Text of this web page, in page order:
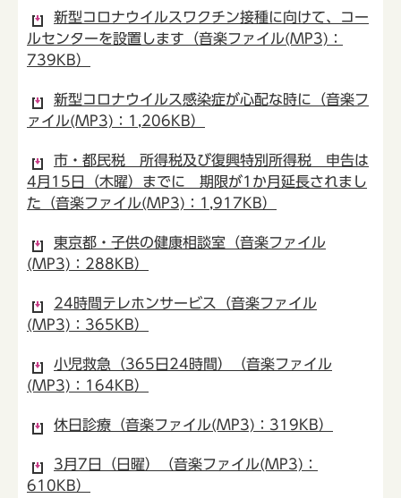
新型コロナウイルスワクチン接種に向けて、コー
ルセンターを設置します（音楽ファイル(MP3)：
739KB）
新型コロナウイルス感染症が心配な時に（音楽フ
ァイル(MP3)：1,206KB）
市・都民税 所得税及び復興特別所得税 申告は
4月15日（木曜）までに 期限が1か月延長されまし
た（音楽ファイル(MP3)：1,917KB）
東京都・子供の健康相談室（音楽ファイル
(MP3)：288KB）
24時間テレホンサービス（音楽ファイル
(MP3)：365KB）
小児救急（365日24時間）（音楽ファイル
(MP3)：164KB）
休日診療（音楽ファイル(MP3)：319KB）
3月7日（日曜）（音楽ファイル(MP3)：
610KB）